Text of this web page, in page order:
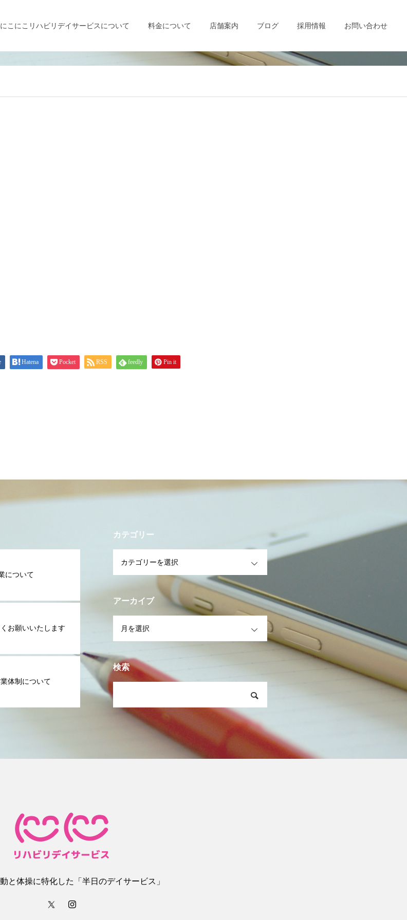
にこにこリハビリデイサービスについて 料金について 店舗案内 ブログ 採用情報 お問い合わせ
Hatena Pocket RSS feedly Pin it
について
お願いいたします
体制について
カテゴリー
アーカイブ
検索
と体操に特化した「半日のデイサービス」